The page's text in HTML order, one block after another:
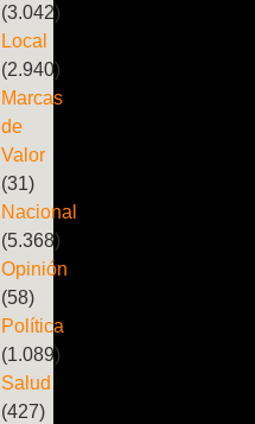
(3.042)
Local
(2.940)
Marcas
de
Valor
(31)
Nacional
(5.368)
Opinión
(58)
Política
(1.089)
Salud
(427)